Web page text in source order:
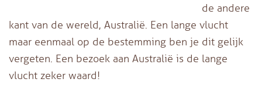
de andere
kant van de wereld, Australië. Een lange vlucht
maar eenmaal op de bestemming ben je dit gelijk
vergeten. Een bezoek aan Australië is de lange
vlucht zeker waard!